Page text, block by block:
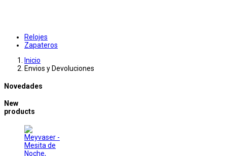
Relojes
Zapateros
Inicio
Envios y Devoluciones
Novedades
New
products